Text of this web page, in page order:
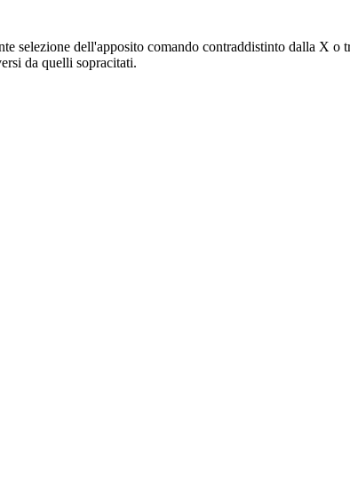
selezione dell'apposito comando contraddistinto dalla X
da quelli sopracitati.